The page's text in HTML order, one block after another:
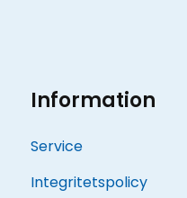
Information
Service
Integritetspolicy